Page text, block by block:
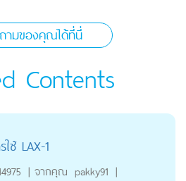
ามของคุณได้ที่นี่
Contents
ช้ LAX-1
| จากคุณ pakky91 |